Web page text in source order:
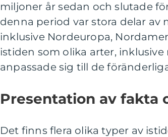
miljoner år sedan och slutade
denna period var stora delar av
inklusive Nordeuropa,
istiden som olika arter,
anpassade sig till de
Presentation av fakta
Det finns flera olika typer av